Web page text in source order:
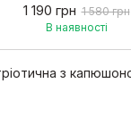
1 190 грн 1 580 грн
В наявності